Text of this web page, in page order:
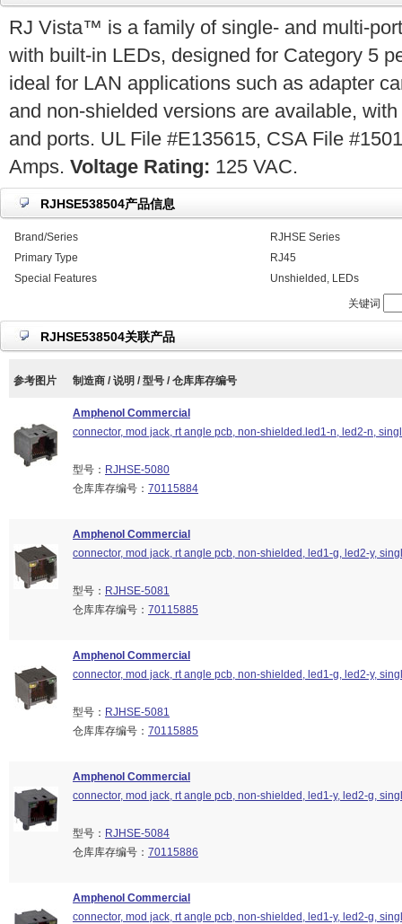
RJ Vista™ is a family of single- and multi-
with built-in LEDs, designed for Category 5
ideal for LAN applications such as adapter
and non-shielded versions are available,
and ports. UL File #E135615, CSA File
Amps. Voltage Rating: 125 VAC.
RJHSE538504产品信息
Brand/Series
RJHSE Series
Primary Type
RJ45
Special Features
Unshielded, LEDs
关键词
RJHSE538504关联产品
参考图片 制造商 / 说明 / 型号 / 仓库库存编号
Amphenol Commercial
connector, mod jack, rt angle pcb, non-shielded.led1-n, led2-n,
型号： RJHSE-5080
仓库库存编号： 70115884
Amphenol Commercial
connector, mod jack, rt angle pcb, non-shielded, led1-g, led2-y,
型号： RJHSE-5081
仓库库存编号： 70115885
Amphenol Commercial
connector, mod jack, rt angle pcb, non-shielded, led1-g, led2-y,
型号： RJHSE-5081
仓库库存编号： 70115885
Amphenol Commercial
connector, mod jack, rt angle pcb, non-shielded, led1-y, led2-g,
型号： RJHSE-5084
仓库库存编号： 70115886
Amphenol Commercial
connector, mod jack, rt angle pcb, non-shielded, led1-y, led2-g,